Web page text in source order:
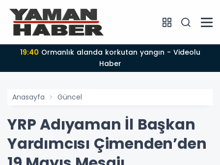
19:40
Haber
Anasayfa Güncel
YRP Adıyaman İl Başkan
Yardımcısı Çimenden’den